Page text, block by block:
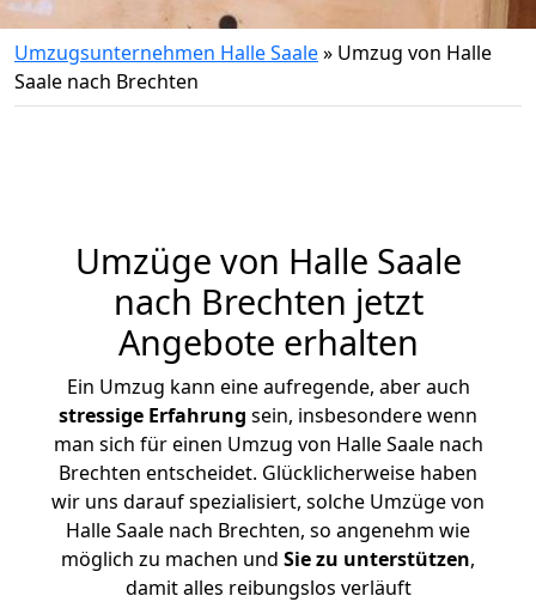
Umzugsunternehmen Halle Saale» Umzug von Halle
Saale nach Brechten
Umzüge von Halle Saale
nach Brechten jetzt
Angebote erhalten
Ein Umzug kann eine aufregende, aber auch
stressige Erfahrung sein, insbesondere wenn
man sich für einen Umzug von Halle Saale nach
Brechten entscheidet. Glücklicherweise haben
wir uns darauf spezialisiert, solche Umzüge von
Halle Saale nach Brechten, so angenehm wie
möglich zu machen und Sie zu unterstützen,
damit alles reibungslos verläuft